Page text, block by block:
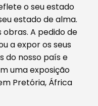
o seu estado
estado de alma.
obras. A pedido de
a expor os seus
do nosso país e
uma exposição
Pretória, África